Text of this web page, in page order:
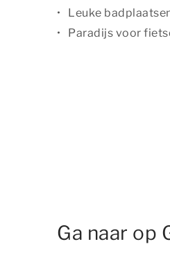
Leuke
Paradijs voor
Ga naar op